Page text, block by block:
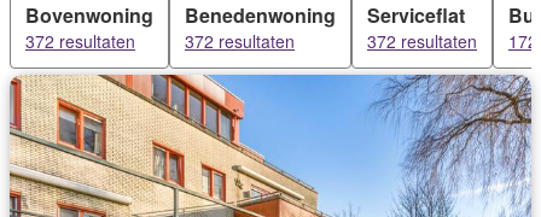
Bovenwoning
372 resultaten
Benedenwoning
372 resultaten
Serviceflat
372 resultaten